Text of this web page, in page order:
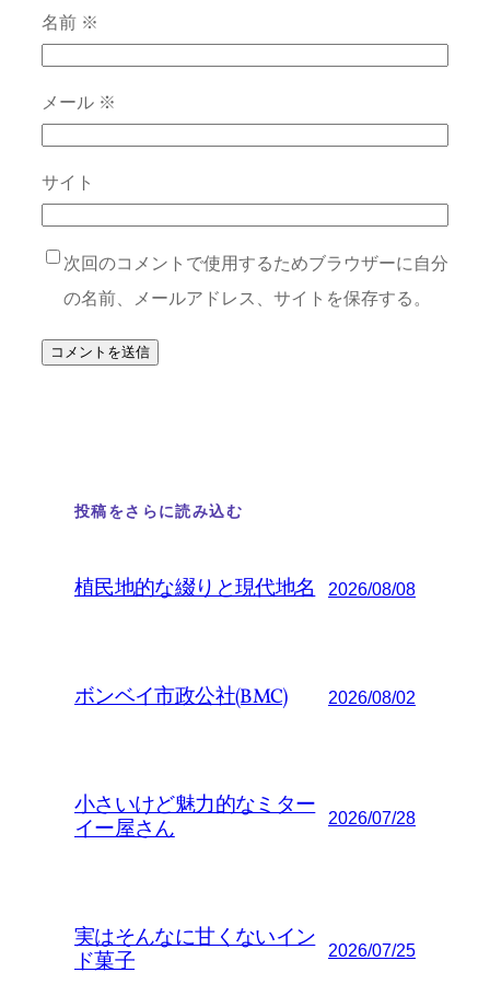
名前 ※
メール ※
サイト
次回のコメントで使用するためブラウザーに自分
の名前、メールアドレス、サイトを保存する。
投稿をさらに読み込む
植民地的な綴りと現代地名 2026/08/08
ボンベイ市政公社(BMC) 2026/08/02
小さいけど魅力的なミター
イー屋さん
2026/07/28
実はそんなに甘くないイン
ド菓子
2026/07/25